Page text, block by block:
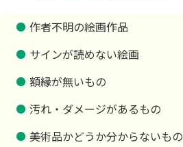
作者不明の絵画作品
サインが読めない絵画
額縁が無いもの
汚れ・ダメージがあるもの
美術品かどうか分からないもの